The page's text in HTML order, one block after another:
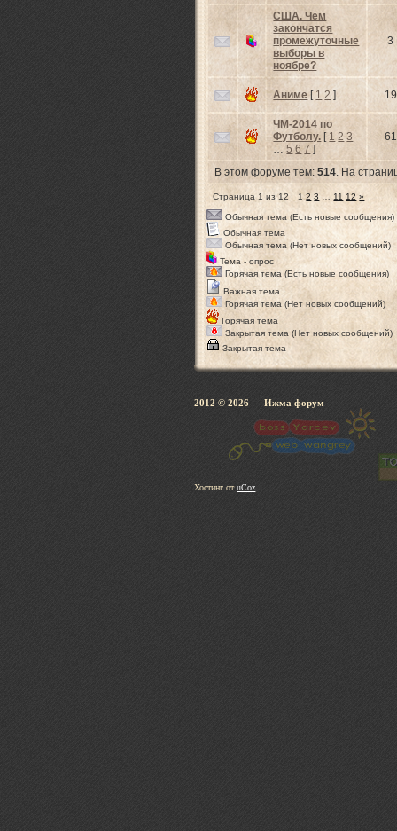
США. Чем
закончатся
промежуточные
выборы в
ноябре?
3
Аниме [ 1 2 ] 19
ЧМ-2014 по
Футболу. [ 1 2 3
…5 6 7 ]
61
В этом форуме тем:514. На
Страница 1 из12 1 2 3 11 12 »
Обычная тема (Есть новые сообщения)
Обычная тема
Обычная тема (Нет новых сообщений)
Тема - опрос
Горячая тема (Есть новые сообщения)
Важная тема
Горячая тема (Нет новых сообщений)
Горячая тема
Закрытая тема (Нет новых сообщений)
Закрытая тема
2012 © 2026 — Ижма
Хостинг отuCoz